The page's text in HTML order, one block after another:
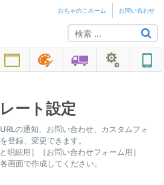
おちゃのこホーム お問い合わせ
ート設定
の通知、お問い合わせ、カスタムフォ
登録、変更できます。
明細用］［お問い合わせフォーム用］
画面で作成してください。